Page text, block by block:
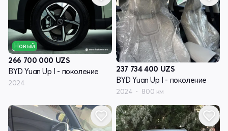
Новый
266 700 000 UZS
BYD Yuan Up I - поколение
2024
237 734 400 UZS
BYD Yuan Up I - поколение
2024 800 км